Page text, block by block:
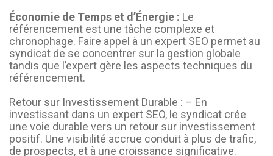
Économie de Temps et d’Énergie : Le
référencement est une tâche complexe et
chronophage. Faire appel à un expert SEO permet au
syndicat de se concentrer sur la gestion globale
tandis que l’expert gère les aspects techniques du
référencement.
Retour sur Investissement Durable : – En
investissant dans un expert SEO, le syndicat crée
une voie durable vers un retour sur investissement
positif. Une visibilité accrue conduit à plus de trafic,
de prospects, et à une croissance significative.